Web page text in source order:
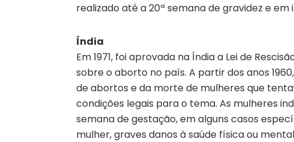
realizado até a 20ª semana de gravidez e em
Índia
Em 1971, foi aprovada na Índia a Lei de
sobre o aborto no país. A partir dos anos
de abortos e da morte de mulheres que
condições legais para o tema. As mulheres
semana de gestação, em alguns casos
mulher, graves danos à saúde física ou